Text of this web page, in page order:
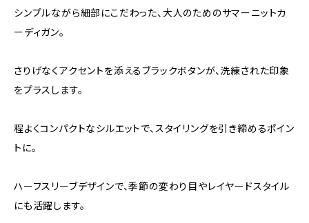
シンプルながら細部にこだわった、大人のためのサマーニットカ
ーディガン。
さりげなくアクセントを添えるブラックボタンが、洗練された印象
をプラスします。
程よくコンパクトなシルエットで、スタイリングを引き締めるポイン
トに。
ハーフスリーブデザインで、季節の変わり目やレイヤードスタイル
にも活躍します。